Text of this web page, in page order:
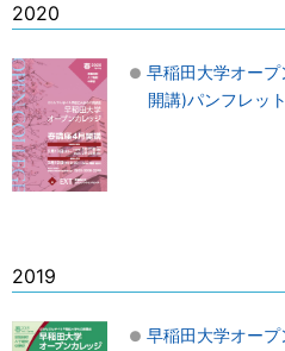
2020
早稲田大学オー
開講)パンフレッ
2019
早稲田大学オー